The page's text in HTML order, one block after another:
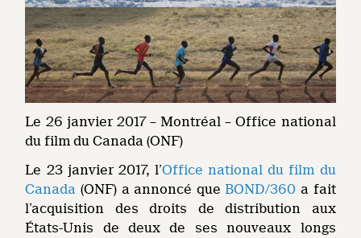
Le 26 janvier 2017 – Montréal – Office national
du film du Canada (ONF)
Le 23 janvier 2017, l’Office national du film du
Canada (ONF) a annoncé que BOND/360 a fait
l’acquisition des droits de distribution aux
États-Unis de deux de ses nouveaux longs